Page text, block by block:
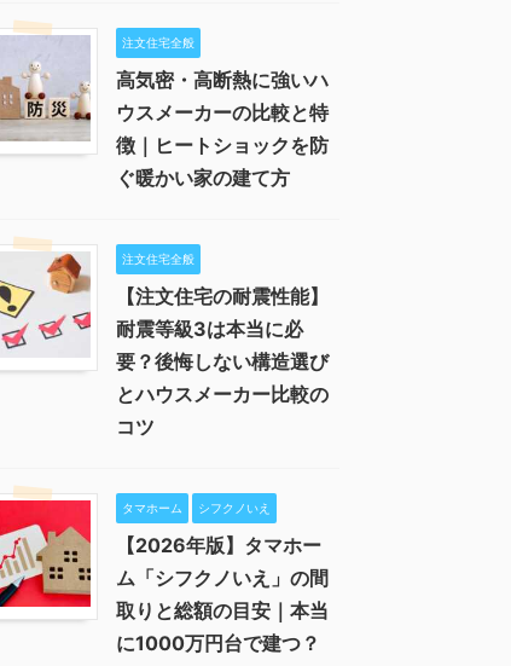
注文住宅全般
高気密・高断熱に強いハ
ウスメーカーの比較と特
徴｜ヒートショックを防
ぐ暖かい家の建て方
注文住宅全般
【注文住宅の耐震性能】
耐震等級3は本当に必
要？後悔しない構造選び
とハウスメーカー比較の
コツ
タマホーム シフクノいえ
【2026年版】タマホー
ム「シフクノいえ」の間
取りと総額の目安｜本当
に1000万円台で建つ？